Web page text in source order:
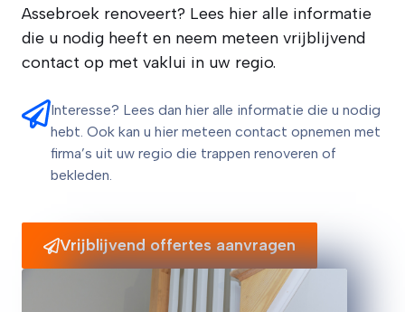
Assebroek renoveert? Lees hier alle informatie
die u nodig heeft en neem meteen vrijblijvend
contact op met vaklui in uw regio.
Interesse? Lees dan hier alle informatie die u nodig
hebt. Ook kan u hier meteen contact opnemen met
firma’s uit uw regio die trappen renoveren of
bekleden.
Vrijblijvend offertes aanvragen